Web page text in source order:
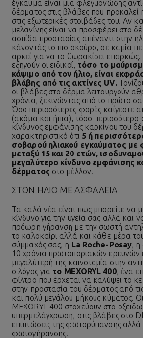
έγκαυμα είναι μια φλεγμονώδης
δέρματος στις βλάβες που προκαλεί
στις εξωτερικές στοιβάδες του. Αν
μελανίνης είναι να προσφέρει στο
ασπίδα προστασίας απέναντι στην
κάνοντάς το πιο σκούρο, σε καμία
αρκεί για να το θωρακίσει
εξηγούν οι ειδικοί, τόσο το
κάψιμο από τον ήλιο, είναι
βλάβης από τις ακτίνες UV.
οι βλάβες στο δέρμα λειτουργούν
χρόνια, ξεκινώντας από το πρώτο
Όσο περισσότερες φορές καίγεστε
(ακόμα και ήπια), τόσο περισσότερο
κίνδυνος εμφάνισης καρκίνου του
χαρακτηριστικό ότι 5 ή
σοβαρού ηλιακού εγκαύματος με
μεταξύ 15 και 20 ετών,
μεγαλύτερο κίνδυνο εμφάνισης
δέρματος στο μέλλον.
ΣΤΟΝ ΉΛΙΟ ΜΕ ΑΣΦΆΛΕΙΑ
Τα καλά νέα είναι πως μπορείτε να
κίνδυνο για την υγεία σας αλλά και
πρόωρη γήρανση με την σωστή
το καλοκαίρι αλλά και κάθε μέρα
σύμμαχός σας, η La Roche-Posay, η
10 χρόνια πρωτοποριακών ερευνών
μεγαλύτερή της καινοτομία στην
ο λόγος για το MEXORYL 400, ένα
φίλτρο που έρχεται να καλύψει το
στην προστασία του δέρματος από
και πολύ μεγάλου μήκους κύματος.
MEXORYL 400 στοχεύουν στο
υπερμελάγχρωση, στις βλάβες στο
επιπτώσεις της φωτορύπανσης αλλά
φωτογήρανσης.